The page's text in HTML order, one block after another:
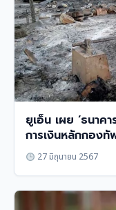
ยูเอ็น เผย ‘ธนาค
การเงินหลักกองทั
27 มิถุนายน 2567